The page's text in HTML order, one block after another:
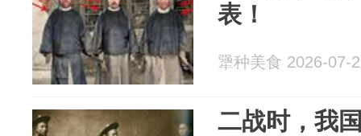
表！
犟种美食 2026-07-
二战时，我